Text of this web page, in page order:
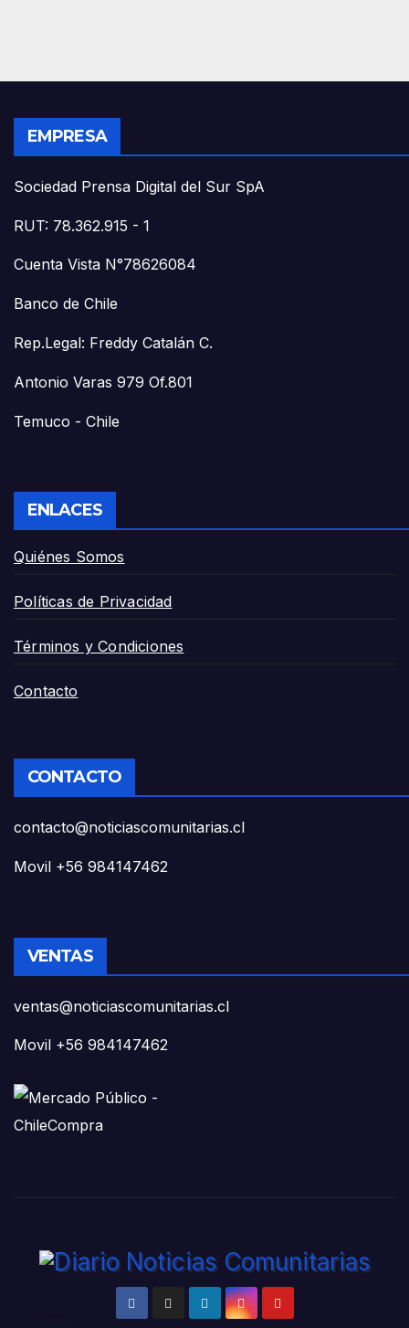
EMPRESA
Sociedad Prensa Digital del Sur SpA
RUT: 78.362.915 - 1
Cuenta Vista N°78626084
Banco de Chile
Rep.Legal: Freddy Catalán C.
Antonio Varas 979 Of.801
Temuco - Chile
ENLACES
Quiénes Somos
Políticas de Privacidad
Términos y Condiciones
Contacto
CONTACTO
contacto@noticiascomunitarias.cl
Movil +56 984147462
VENTAS
ventas@noticiascomunitarias.cl
Movil +56 984147462